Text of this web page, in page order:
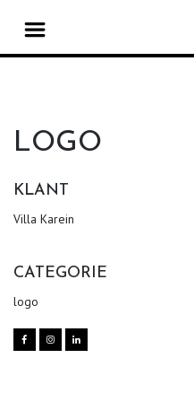
LOGO
KLANT
Villa Karein
CATEGORIE
logo
  